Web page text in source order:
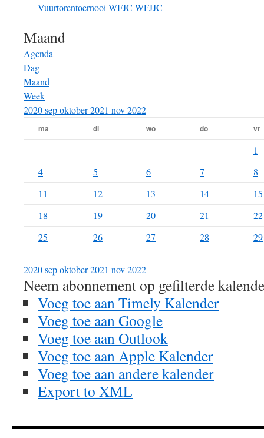
Vuurtorentoernooi WFJC WFJJC
Maand
Agenda
Dag
Maand
Week
2020sepoktober 2021 nov2022
ma di wo do vr
1
4
5 6 7
8
11
12 13 14
15
18
19 20 21
22
25
26 27 28 29
2020sepoktober 2021 nov2022
Neem abonnement op gefilterde
Voeg toe aan Timely Kalender
Voeg toe aan Google
Voeg toe aan Outlook
Voeg toe aan Apple Kalender
Voeg toe aan andere kalender
Export to XML